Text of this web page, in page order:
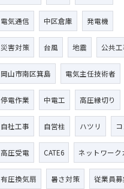
電気通信 中区倉庫 発電機
災害対策 台風 地震 公共工
岡山市南区箕島 電気主任技術者
停電作業 中電工 高圧縁切り
自社工事 自営柱 ハツリ
高圧受電 CATE6 ネットワーク
有圧換気扇 暑さ対策 従業員募